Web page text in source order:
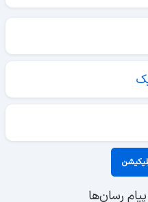
رسان‌ها